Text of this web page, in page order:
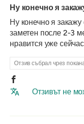
Ну конечно я
Ну конечно я
заметен после 2-3
нравится уже
Отзив събрал чрез
Отзивът не